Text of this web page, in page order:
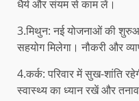
धैर्य और संयम से काम लें।
3.मिथुन: नई योजनाओं की
सहयोग मिलेगा। नौकरी और
4.कर्क: परिवार में सुख-शांति
स्वास्थ्य का ध्यान रखें और